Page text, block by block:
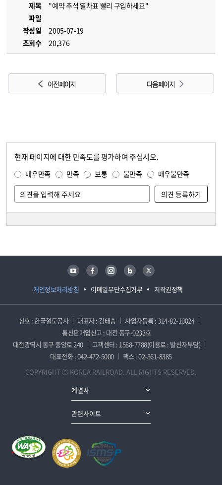
제목
"예약 추석 열차표 빨리 구입하세요"
파일
작성일
2005-07-19
조회수
20,376
이전 페이지 다음 페이지
현재 페이지에 대한 만족도를 평가하여 주십시오.
매우만족 만족 보통 불만족 매우불만족
개인정보처리방침 이메일무단수집거부 저작권정책
유튜브 페이스북 인스타그램 블로그 트위터
상호 : 한국철도공사 대표자 : 김태승
사업자등록 : 314-82-10024
통신판매업신고 : 대전 동구-0233호
대전광역시 동구 중앙로 240
고객센터 : 1588-7788(이용료 : 발신자부담)
대표전화 : 042-472-5000
팩스 : 02-361-8385
COPYRIGHT ⓒ KOREA RAILROAD. ALL RIGHTS RESERVED.
계열사
관련사이트